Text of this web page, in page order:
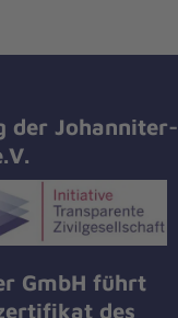
der Johanniter-
GmbH führt
des